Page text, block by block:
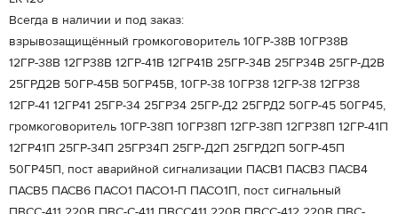
Всегда в наличии и под заказ:
взрывозащищённый громкоговоритель 10ГР-38В 10ГР38В
12ГР-38В 12ГР38В 12ГР-41В 12ГР41В 25ГР-34В 25ГР34В 25ГР-Д2В
25ГРД2В 50ГР-45В 50ГР45В, 10ГР-38 10ГР38 12ГР-38 12ГР38
12ГР-41 12ГР41 25ГР-34 25ГР34 25ГР-Д2 25ГРД2 50ГР-45 50ГР45,
громкоговоритель 10ГР-38П 10ГР38П 12ГР-38П 12ГР38П 12ГР-41П
12ГР41П 25ГР-34П 25ГР34П 25ГР-Д2П 25ГРД2П 50ГР-45П
50ГР45П, пост аварийной сигнализации ПАСВ1 ПАСВ3 ПАСВ4
ПАСВ5 ПАСВ6 ПАСО1 ПАСО1-П ПАСО1П, пост сигнальный